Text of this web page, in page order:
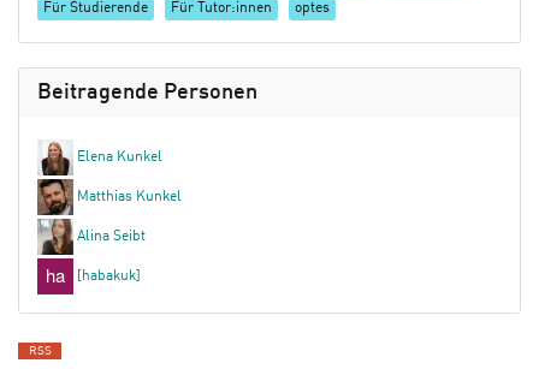
Für Studierende Für Tutor:innen optes
Beitragende Personen
Elena Kunkel
Matthias Kunkel
Alina Seibt
[habakuk]
RSS